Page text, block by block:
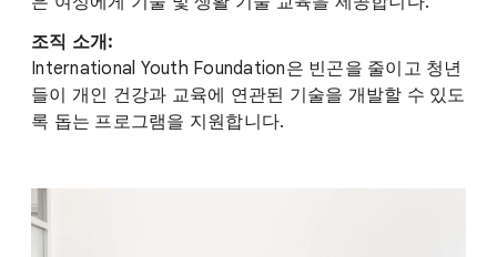
조직 소개:
International Youth Foundation은 빈곤을 줄이고 청년
들이 개인 건강과 교육에 연관된 기술을 개발할 수 있도
록 돕는 프로그램을 지원합니다.